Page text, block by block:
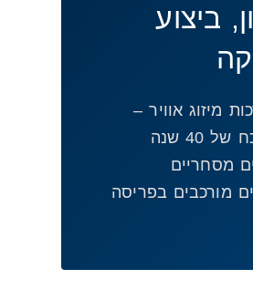
ביצוע
מיזוג אוויר –
ניסיון מוכח של 40 שנה
מסחריים
מורכבים בפריסה